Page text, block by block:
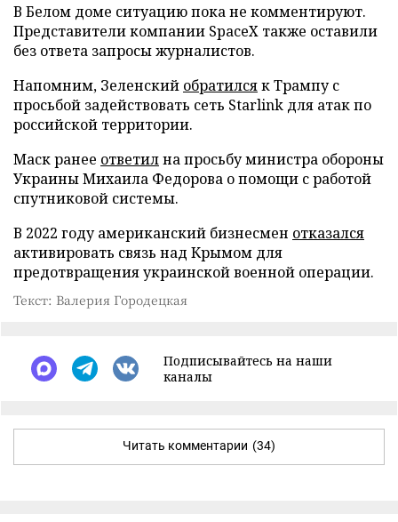
В Белом доме ситуацию пока не комментируют.
Представители компании SpaceX также оставили
без ответа запросы журналистов.
Напомним, Зеленский обратилсяк Трампу с
просьбой задействовать сеть Starlink для атак по
российской территории.
Маск ранее ответилна просьбу министра обороны
Украины Михаила Федорова о помощи с работой
спутниковой системы.
В 2022 году американский бизнесмен отказался
активировать связь над Крымом для
предотвращения украинской военной операции.
Текст: Валерия Городецкая
Подписывайтесь на наши
каналы
Читать комментарии (34)